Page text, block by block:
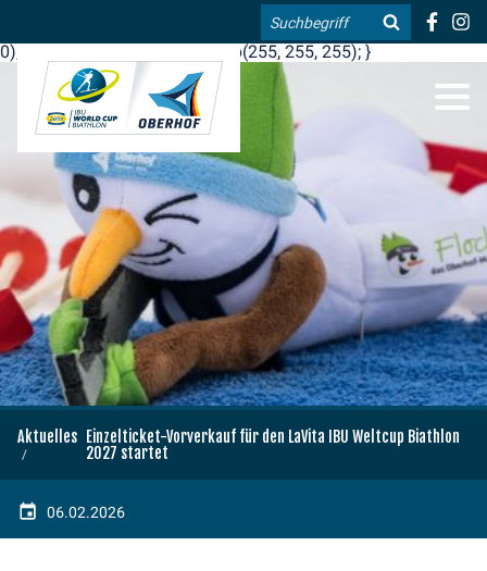
.blog-widgets__title { color: #ffffff; }:root { --toujou-media-
copyright-display: none; }:root { --overlay-font-color: rgb(255, 0,
0); }:root { --overlay-bg-color: rgb(255, 255, 255); }
Suche
EN
Aktuelles Einzelticket-Vorverkauf für den LaVita IBU Weltcup Biathlon
2027 startet
06.02.2026